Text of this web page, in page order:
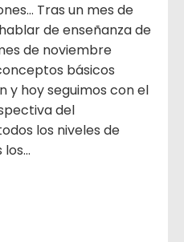
Tras un mes de
de enseñanza de
de noviembre
básicos
y hoy seguimos con el
del
los niveles de